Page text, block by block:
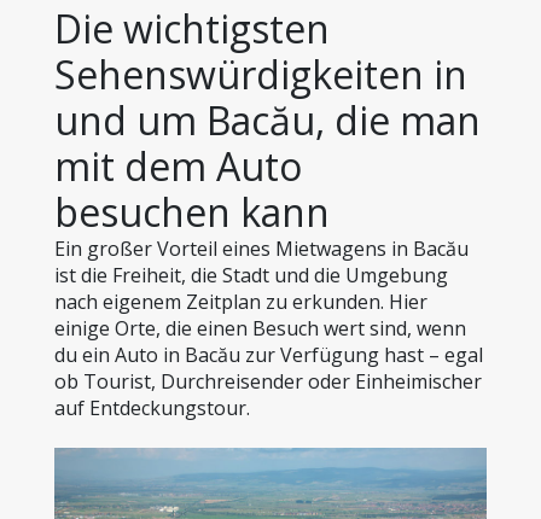
Die wichtigsten
Sehenswürdigkeiten in
und um Bacău, die man
mit dem Auto
besuchen kann
Ein großer Vorteil eines Mietwagens in Bacău
ist die Freiheit, die Stadt und die Umgebung
nach eigenem Zeitplan zu erkunden. Hier
einige Orte, die einen Besuch wert sind, wenn
du ein Auto in Bacău zur Verfügung hast – egal
ob Tourist, Durchreisender oder Einheimischer
auf Entdeckungstour.